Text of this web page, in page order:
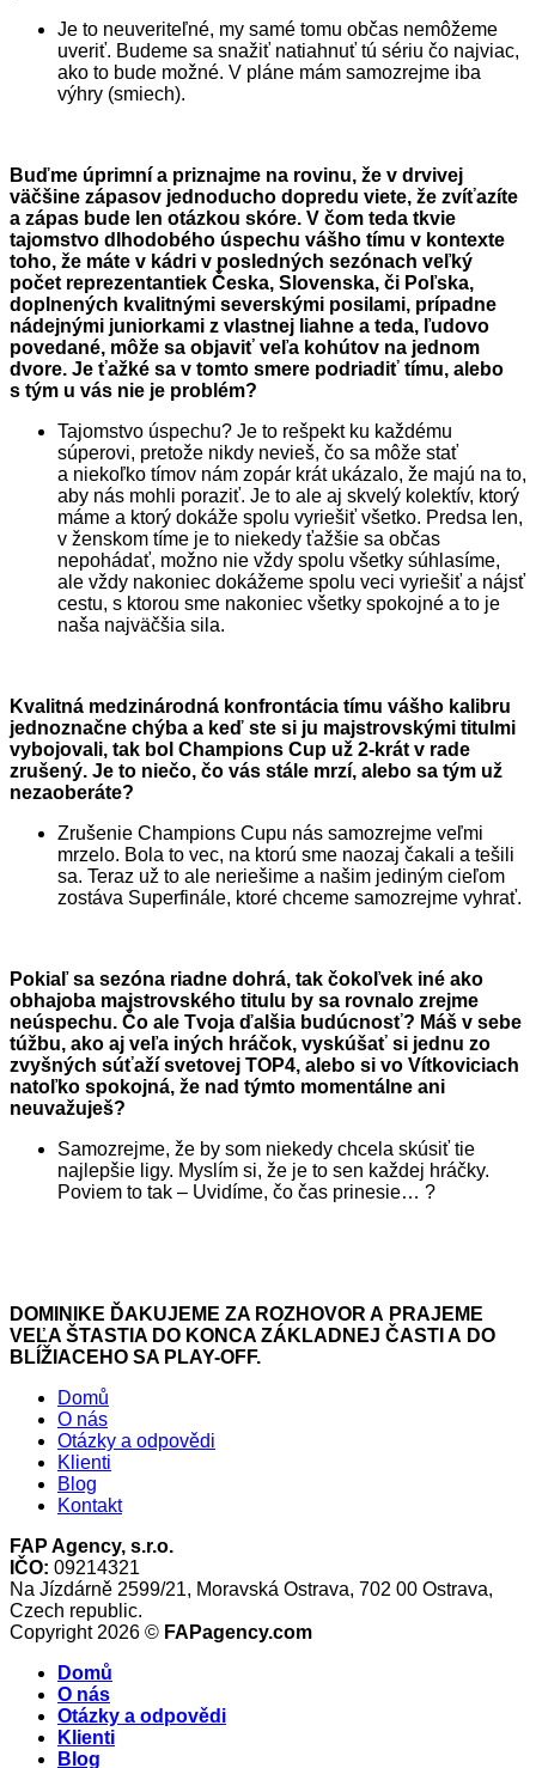
Je to neuveriteľné, my samé tomu občas nemôžeme
uveriť. Budeme sa snažiť natiahnuť tú sériu čo najviac,
ako to bude možné. V pláne mám samozrejme iba
výhry (smiech).
Buďme úprimní a priznajme na rovinu, že v drvivej
väčšine zápasov jednoducho dopredu viete, že zvíťazíte
a zápas bude len otázkou skóre. V čom teda tkvie
tajomstvo dlhodobého úspechu vášho tímu v kontexte
toho, že máte v kádri v posledných sezónach veľký
počet reprezentantiek Česka, Slovenska, či Poľska,
doplnených kvalitnými severskými posilami, prípadne
nádejnými juniorkami z vlastnej liahne a teda, ľudovo
povedané, môže sa objaviť veľa kohútov na jednom
dvore. Je ťažké sa v tomto smere podriadiť tímu, alebo
s tým u vás nie je problém?
Tajomstvo úspechu? Je to rešpekt ku každému
súperovi, pretože nikdy nevieš, čo sa môže stať
a niekoľko tímov nám zopár krát ukázalo, že majú na to,
aby nás mohli poraziť. Je to ale aj skvelý kolektív, ktorý
máme a ktorý dokáže spolu vyriešiť všetko. Predsa len,
v ženskom tíme je to niekedy ťažšie sa občas
nepohádať, možno nie vždy spolu všetky súhlasíme,
ale vždy nakoniec dokážeme spolu veci vyriešiť a nájsť
cestu, s ktorou sme nakoniec všetky spokojné a to je
naša najväčšia sila.
Kvalitná medzinárodná konfrontácia tímu vášho kalibru
jednoznačne chýba a keď ste si ju majstrovskými titulmi
vybojovali, tak bol Champions Cup už 2-krát v rade
zrušený. Je to niečo, čo vás stále mrzí, alebo sa tým už
nezaoberáte?
Zrušenie Champions Cupu nás samozrejme veľmi
mrzelo. Bola to vec, na ktorú sme naozaj čakali a tešili
sa. Teraz už to ale neriešime a našim jediným cieľom
zostáva Superfinále, ktoré chceme samozrejme vyhrať.
Pokiaľ sa sezóna riadne dohrá, tak čokoľvek iné ako
obhajoba majstrovského titulu by sa rovnalo zrejme
neúspechu. Čo ale Tvoja ďalšia budúcnosť? Máš v sebe
túžbu, ako aj veľa iných hráčok, vyskúšať si jednu zo
zvyšných súťaží svetovej TOP4, alebo si vo Vítkoviciach
natoľko spokojná, že nad týmto momentálne ani
neuvažuješ?
Samozrejme, že by som niekedy chcela skúsiť tie
najlepšie ligy. Myslím si, že je to sen každej hráčky.
Poviem to tak – Uvidíme, čo čas prinesie… ?
DOMINIKE ĎAKUJEME ZA ROZHOVOR A PRAJEME
VEĽA ŠTASTIA DO KONCA ZÁKLADNEJ ČASTI A DO
BLÍŽIACEHO SA PLAY-OFF.
Domů
O nás
Otázky a odpovědi
Klienti
Blog
Kontakt
FAP Agency, s.r.o.
IČO: 09214321
Na Jízdárně 2599/21, Moravská Ostrava, 702 00 Ostrava,
Czech republic.
Copyright 2026 © FAPagency.com
Domů
O nás
Otázky a odpovědi
Klienti
Blog